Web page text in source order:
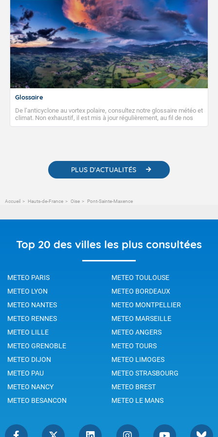
Glossaire
De l’anticyclone au vortex polaire, consultez notre glossaire météo et
climat. Non exhaustif, il est mis à jour régulièrement, au fil de nos
publications. Vous y trouverez également des liens utiles vers nos
PLUS D'ACTUALITÉS
Accueil Hauts-de-France Oise Pont-Sainte-Maxence
Top 20 des villes les plus consultées
METEO PARIS
METEO TOULOUSE
METEO LYON
METEO BORDEAUX
METEO NANTES
METEO MONTPELLIER
METEO RENNES
METEO MARSEILLE
METEO LILLE
METEO ANGERS
METEO GRENOBLE
METEO TOURS
METEO DIJON
METEO LIMOGES
METEO PAU
METEO STRASBOURG
METEO NANCY
METEO BREST
METEO BESANCON
METEO LE MANS